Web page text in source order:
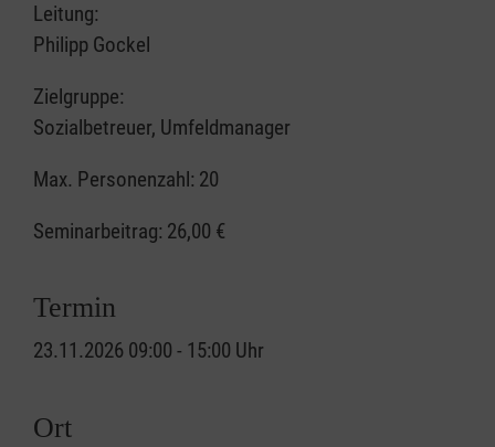
Leitung:
Philipp Gockel
Zielgruppe:
Sozialbetreuer, Umfeldmanager
Max. Personenzahl: 20
Seminarbeitrag: 26,00 €
Termin
23.11.2026 09:00 - 15:00 Uhr
Ort